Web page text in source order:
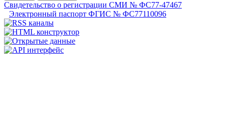
Свидетельство о регистрации СМИ № ФС77-47467
Электронный паспорт ФГИС № ФС77110096